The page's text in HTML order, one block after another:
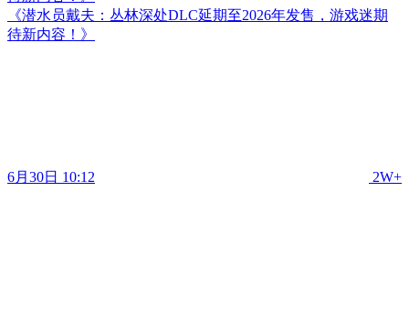
《潜水员戴夫：丛林深处DLC延期至2026年发售，游戏迷期
待新内容！》
6月30日 10:12 2W+